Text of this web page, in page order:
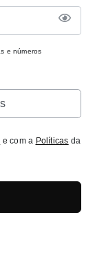
e números
e com a Políticas da